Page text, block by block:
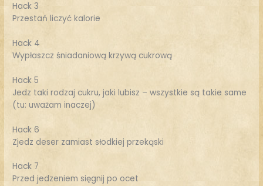
Hack 3
Przestań liczyć kalorie
Hack 4
Wypłaszcz śniadaniową krzywą cukrową
Hack 5
Jedz taki rodzaj cukru, jaki lubisz – wszystkie są takie same
(tu: uważam inaczej)
Hack 6
Zjedz deser zamiast słodkiej przekąski
Hack 7
Przed jedzeniem sięgnij po ocet